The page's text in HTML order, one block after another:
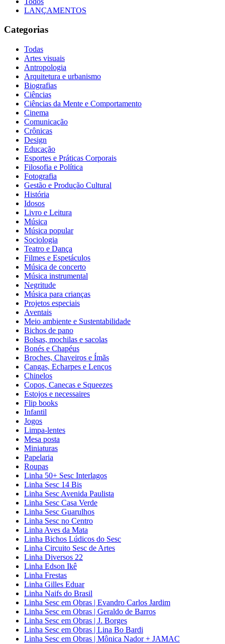
LANÇAMENTOS
Categorias
Todas
Artes visuais
Antropologia
Arquitetura e urbanismo
Biografias
Ciências
Ciências da Mente e Comportamento
Cinema
Comunicação
Crônicas
Design
Educação
Esportes e Práticas Corporais
Filosofia e Política
Fotografia
Gestão e Produção Cultural
História
Idosos
Livro e Leitura
Música
Música popular
Sociologia
Teatro e Dança
Filmes e Espetáculos
Música de concerto
Música instrumental
Negritude
Música para crianças
Projetos especiais
Aventais
Meio ambiente e Sustentabilidade
Bichos de pano
Bolsas, mochilas e sacolas
Bonés e Chapéus
Broches, Chaveiros e Ímãs
Cangas, Echarpes e Lenços
Chinelos
Copos, Canecas e Squeezes
Estojos e necessaires
Flip books
Infantil
Jogos
Limpa-lentes
Mesa posta
Miniaturas
Papelaria
Roupas
Linha 50+ Sesc Interlagos
Linha Sesc 14 Bis
Linha Sesc Avenida Paulista
Linha Sesc Casa Verde
Linha Sesc Guarulhos
Linha Sesc no Centro
Linha Aves da Mata
Linha Bichos Lúdicos do Sesc
Linha Circuito Sesc de Artes
Linha Diversos 22
Linha Edson Ikê
Linha Frestas
Linha Gilles Eduar
Linha Naifs do Brasil
Linha Sesc em Obras | Evandro Carlos Jardim
Linha Sesc em Obras | Geraldo de Barros
Linha Sesc em Obras | J. Borges
Linha Sesc em Obras | Lina Bo Bardi
Linha Sesc em Obras | Mônica Nador + JAMAC